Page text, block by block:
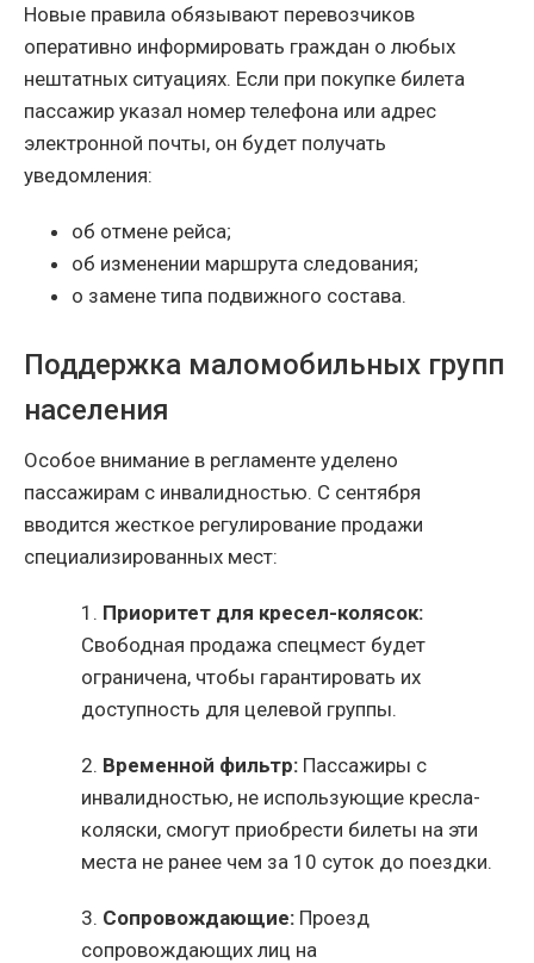
Новые правила обязывают перевозчиков
оперативно информировать граждан о любых
нештатных ситуациях. Если при покупке билета
пассажир указал номер телефона или адрес
электронной почты, он будет получать
уведомления:
об отмене рейса;
об изменении маршрута следования;
о замене типа подвижного состава.
Поддержка маломобильных групп
населения
Особое внимание в регламенте уделено
пассажирам с инвалидностью. С сентября
вводится жесткое регулирование продажи
специализированных мест:
1. Приоритет для кресел-колясок:
Свободная продажа спецмест будет
ограничена, чтобы гарантировать их
доступность для целевой группы.
2. Временной фильтр: Пассажиры с
инвалидностью, не использующие кресла-
коляски, смогут приобрести билеты на эти
места не ранее чем за 10 суток до поездки.
3. Сопровождающие: Проезд
сопровождающих лиц на